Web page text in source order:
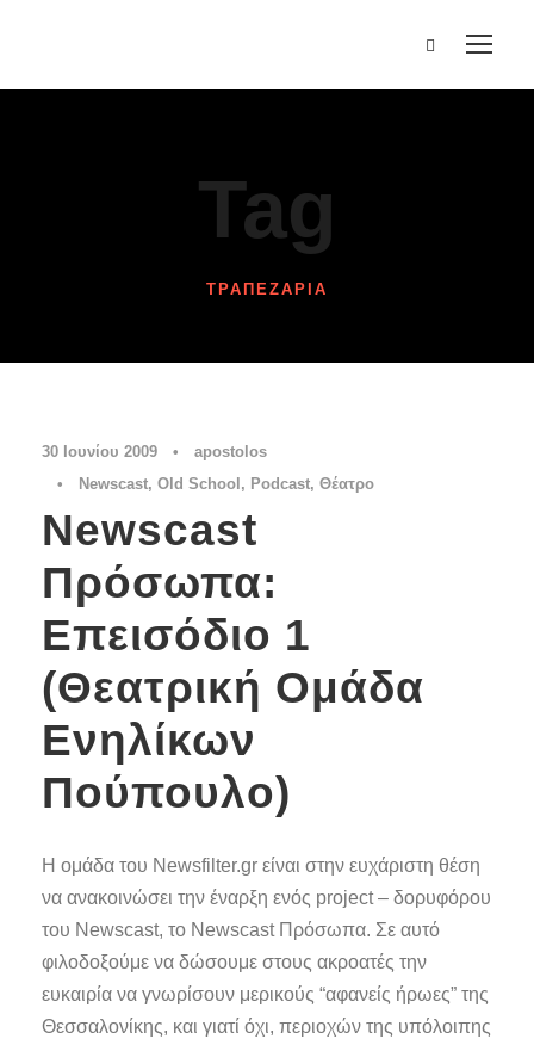
Tag
ΤΡΑΠΕΖΑΡΊΑ
30 Ιουνίου 2009 •
apostolos
•
Newscast, Old School , Podcast, Θέατρο
Newscast
Πρόσωπα:
Επεισόδιο 1
(Θεατρική Ομάδα
Ενηλίκων
Πούπουλο)
Η ομάδα του Newsfilter.gr είναι στην ευχάριστη θέση
να ανακοινώσει την έναρξη ενός project – δορυφόρου
του Newscast, το Νewscast Πρόσωπα. Σε αυτό
φιλοδοξούμε να δώσουμε στους ακροατές την
ευκαιρία να γνωρίσουν μερικούς “αφανείς ήρωες” της
Θεσσαλονίκης, και γιατί όχι, περιοχών της υπόλοιπης